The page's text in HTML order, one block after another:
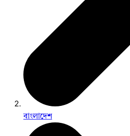
বাংলাদেশ